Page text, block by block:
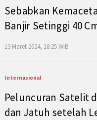
Sebabkan
Banjir Setinggi 40
13 Maret 2024, 18:25 WIB
Internasional
Peluncuran Satelit
dan Jatuh setelah